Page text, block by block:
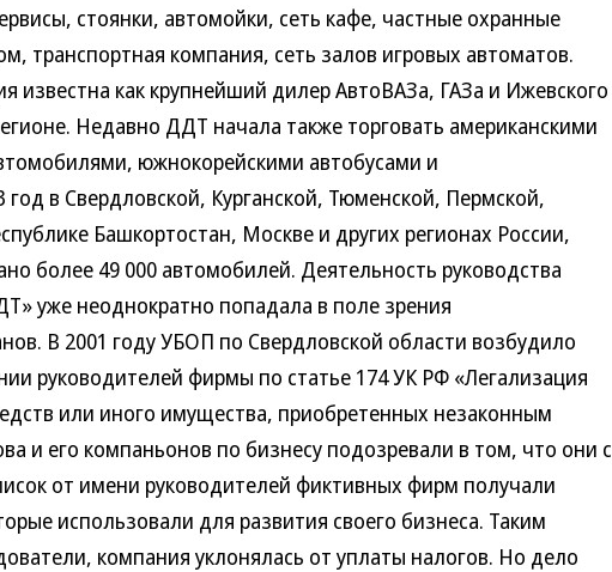
стоянки, автомойки, сеть кафе, частные охранные
транспортная компания, сеть залов игровых автоматов.
известна как крупнейший дилер АвтоВАЗа, ГАЗа и Ижевского
Недавно ДДТ начала также торговать американскими
южнокорейскими автобусами и
в Свердловской, Курганской, Тюменской, Пермской,
Башкортостан, Москве и других регионах России,
более 49 000 автомобилей. Деятельность руководства
уже неоднократно попадала в поле зрения
В 2001 году УБОП по Свердловской области возбудило
руководителей фирмы по статье 174 УК РФ «Легализация
или иного имущества, приобретенных незаконным
и его компаньонов по бизнесу подозревали в том, что они с
от имени руководителей фиктивных фирм получали
использовали для развития своего бизнеса. Таким
компания уклонялась от уплаты налогов. Но дело